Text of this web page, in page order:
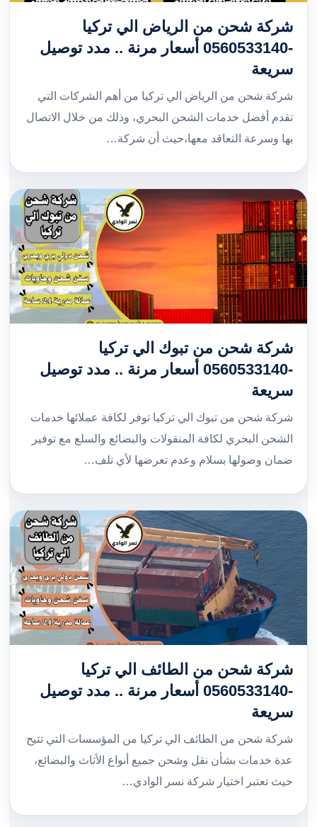
شركة شحن من الرياض الي تركيا
-0560533140 أسعار مرنة .. مدد توصيل
سريعة
شركة شحن من الرياض الي تركيا من أهم الشركات التي
تقدم أفضل خدمات الشحن البحري، وذلك من خلال الاتصال
بها وسرعة التعاقد معها،حيث أن شركة…
شركة شحن من تبوك الي تركيا
-0560533140 أسعار مرنة .. مدد توصيل
سريعة
شركة شحن من تبوك الي تركيا توفر لكافة عملائها خدمات
الشحن البحري لكافة المنقولات والبضائع والسلع مع توفير
ضمان وصولها بسلام وعدم تعرضها لأي تلف…
شركة شحن من الطائف الي تركيا
-0560533140 أسعار مرنة .. مدد توصيل
سريعة
شركة شحن من الطائف الي تركيا من المؤسسات التي تتيح
عدة خدمات بشأن نقل وشحن جميع أنواع الأثاث والبضائع،
حيث تعتبر اختيار شركة نسر الوادي…